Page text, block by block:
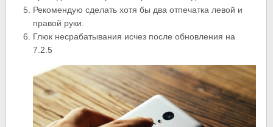
Рекомендую сделать хотя бы два отпечатка левой и
правой руки.
Глюк несрабатывания исчез после обновления на
7.2.5